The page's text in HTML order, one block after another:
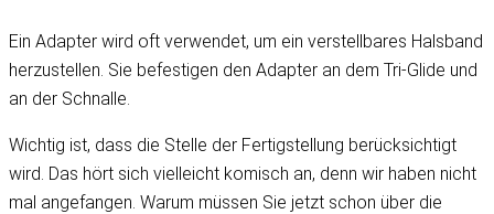
Ein Adapter wird oft verwendet, um ein verstellbares Halsband
herzustellen. Sie befestigen den Adapter an dem Tri-Glide und
an der Schnalle.
Wichtig ist, dass die Stelle der Fertigstellung berücksichtigt
wird. Das hört sich vielleicht komisch an, denn wir haben nicht
mal angefangen. Warum müssen Sie jetzt schon über die